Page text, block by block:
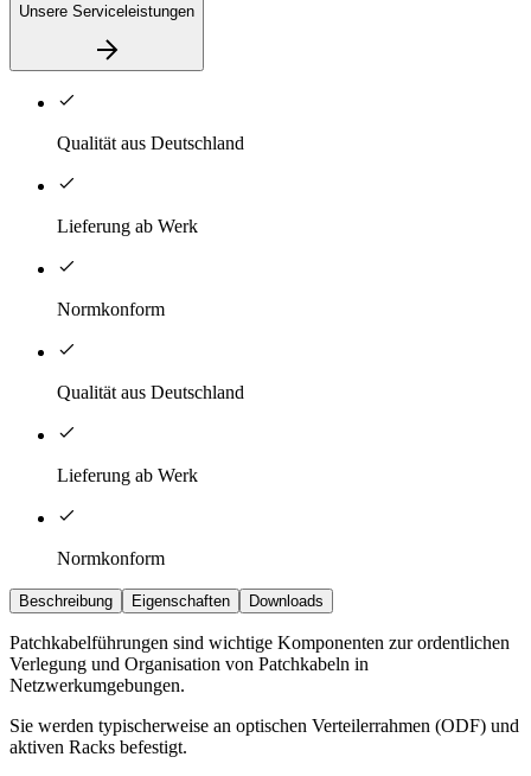
Unsere Serviceleistungen
Qualität aus Deutschland
Lieferung ab Werk
Normkonform
Qualität aus Deutschland
Lieferung ab Werk
Normkonform
Beschreibung Eigenschaften Downloads
Patchkabelführungen sind wichtige Komponenten zur ordentlichen
Verlegung und Organisation von Patchkabeln in
Netzwerkumgebungen.
Sie werden typischerweise an optischen Verteilerrahmen (ODF) und
aktiven Racks befestigt.